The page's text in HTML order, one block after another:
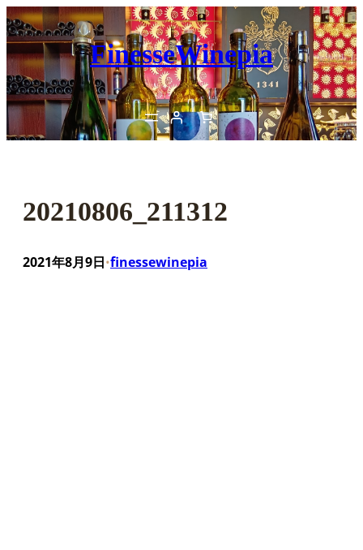
内
容
を
ス
キ
ッ
プ
FinesseWinepia
20210806_211312
2021年8月9日•finessewinepia